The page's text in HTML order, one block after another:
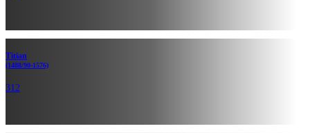
Titian
(1488/90-1576)
312